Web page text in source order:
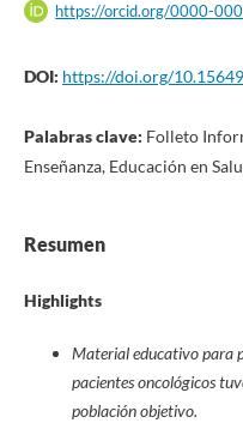
https://orcid.org/0000-
DOI: https://doi.org/
Palabras clave: Folleto
Enseñanza, Educación en
Resumen
Highlights
Material educativo para
pacientes oncológicos
población objetivo.